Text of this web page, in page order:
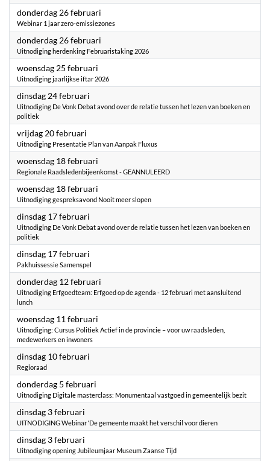
donderdag 26 februari
Webinar 1 jaar zero-emissiezones
donderdag 26 februari
Uitnodiging herdenking Februaristaking 2026
woensdag 25 februari
Uitnodiging jaarlijkse iftar 2026
dinsdag 24 februari
Uitnodiging De Vonk Debat avond over de relatie tussen het lezen van boeken en
politiek
vrijdag 20 februari
Uitnodiging Presentatie Plan van Aanpak Fluxus
woensdag 18 februari
Regionale Raadsledenbijeenkomst - GEANNULEERD
woensdag 18 februari
Uitnodiging gespreksavond Nooit meer slopen
dinsdag 17 februari
Uitnodiging De Vonk Debat avond over de relatie tussen het lezen van boeken en
politiek
dinsdag 17 februari
Pakhuissessie Samenspel
donderdag 12 februari
Uitnodiging Erfgoedteam: Erfgoed op de agenda - 12 februari met aansluitend
lunch
woensdag 11 februari
Uitnodiging: Cursus Politiek Actief in de provincie – voor uw raadsleden,
medewerkers en inwoners
dinsdag 10 februari
Regioraad
donderdag 5 februari
Uitnodiging Digitale masterclass: Monumentaal vastgoed in gemeentelijk bezit
dinsdag 3 februari
UITNODIGING Webinar ‘De gemeente maakt het verschil voor dieren
dinsdag 3 februari
Uitnodiging opening Jubileumjaar Museum Zaanse Tijd